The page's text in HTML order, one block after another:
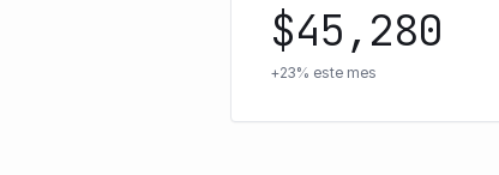
$45,280
+23% este mes